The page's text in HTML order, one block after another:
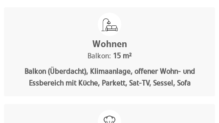
Wohnen
Balkon: 15 m²
Balkon (Überdacht), Klimaanlage, offener Wohn- und
Essbereich mit Küche, Parkett, Sat-TV, Sessel, Sofa